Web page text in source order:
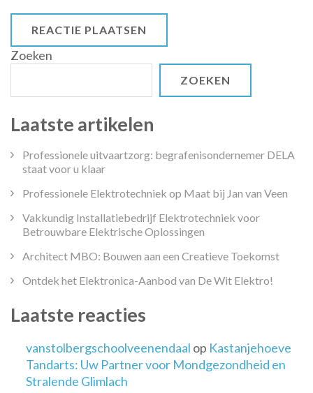
Zoeken
ZOEKEN
Laatste artikelen
Professionele uitvaartzorg: begrafenisondernemer DELA
staat voor u klaar
Professionele Elektrotechniek op Maat bij Jan van Veen
Vakkundig Installatiebedrijf Elektrotechniek voor
Betrouwbare Elektrische Oplossingen
Architect MBO: Bouwen aan een Creatieve Toekomst
Ontdek het Elektronica-Aanbod van De Wit Elektro!
Laatste reacties
vanstolbergschoolveenendaal op Kastanjehoeve
Tandarts: Uw Partner voor Mondgezondheid en
Stralende Glimlach